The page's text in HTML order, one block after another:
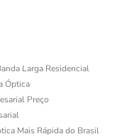
Larga Residencial
Óptica
Preço
Mais Rápida do Brasil